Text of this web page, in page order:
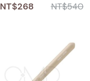
NT$268
NT$540